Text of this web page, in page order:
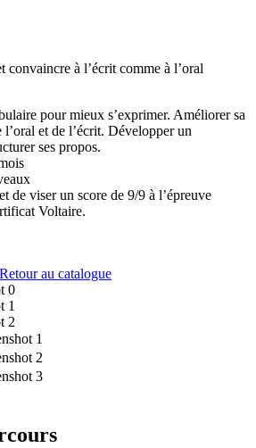
convaincre à l’écrit comme à l’oral
pour mieux s’exprimer. Améliorer sa
l’oral et de l’écrit. Développer un
ses propos.
de viser un score de 9/9 à l’épreuve
Voltaire.
Retour au catalogue